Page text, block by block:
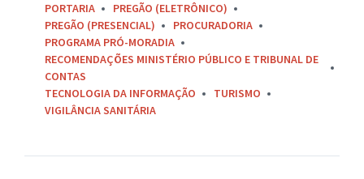
PORTARIA
PREGÃO (ELETRÔNICO)
PREGÃO (PRESENCIAL)
PROCURADORIA
PROGRAMA PRÓ-MORADIA
RECOMENDAÇÕES MINISTÉRIO PÚBLICO E TRIBUNAL DE
CONTAS
TECNOLOGIA DA INFORMAÇÃO
TURISMO
VIGILÂNCIA SANITÁRIA